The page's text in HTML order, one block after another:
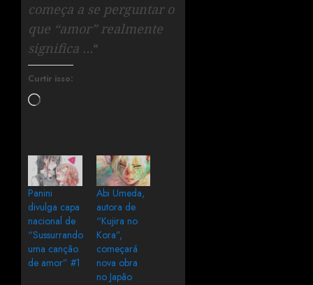
começa a se perguntar o
que “amor” realmente
significa …“
Curtir isso:
Panini
divulga capa
nacional de
“Sussurrando
uma canção
de amor” #1
Abi Umeda,
autora de
“Kujira no
Kora”,
começará
nova obra
no Japão